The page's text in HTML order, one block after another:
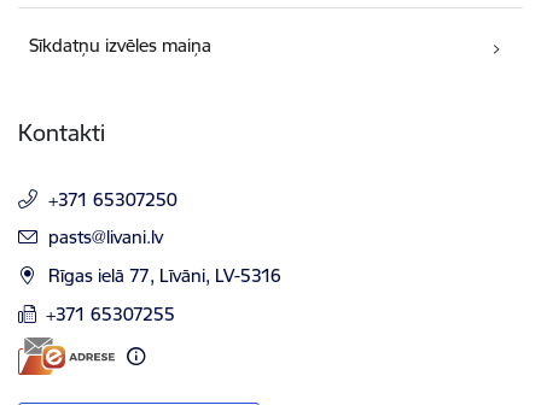
Sīkdatņu izvēles maiņa
Kontakti
+371 65307250
E-pasts:
pasts@livani.lv
Rīgas ielā 77, Līvāni, LV-5316
+371 65307255